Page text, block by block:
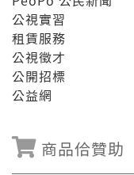
公視實習
租賃服務
公視徵才
公開招標
公益網
商品佮贊助